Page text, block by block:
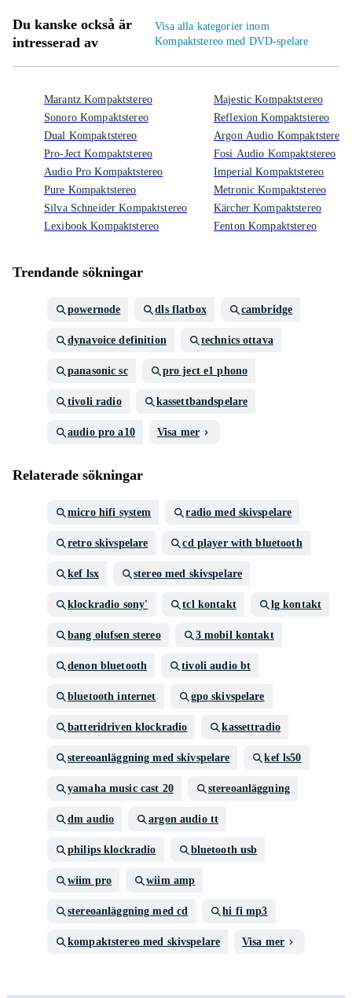
Du kanske också är
intresserad av
Visa alla kategorier inom
Kompaktstereo med DVD-spelare
Marantz Kompaktstereo
Sonoro Kompaktstereo
Dual Kompaktstereo
Pro-Ject Kompaktstereo
Audio Pro Kompaktstereo
Pure Kompaktstereo
Silva Schneider Kompaktstereo
Lexibook Kompaktstereo
Majestic Kompaktstereo
Reflexion Kompaktstereo
Argon Audio Kompaktstereo
Fosi Audio Kompaktstereo
Imperial Kompaktstereo
Metronic Kompaktstereo
Kärcher Kompaktstereo
Fenton Kompaktstereo
Trendande sökningar
powernode dls flatbox cambridge
dynavoice definition technics ottava
panasonic sc pro ject e1 phono
tivoli radio kassettbandspelare
audio pro a10 Visa mer
Relaterade sökningar
micro hifi system radio med skivspelare
retro skivspelare cd player with bluetooth
kef lsx stereo med skivspelare
klockradio sony' tcl kontakt lg kontakt
bang olufsen stereo 3 mobil kontakt
denon bluetooth tivoli audio bt
bluetooth internet gpo skivspelare
batteridriven klockradio kassettradio
stereoanläggning med skivspelare kef ls50
yamaha music cast 20 stereoanläggning
dm audio argon audio tt
philips klockradio bluetooth usb
wiim pro wiim amp
stereoanläggning med cd hi fi mp3
kompaktstereo med skivspelare Visa mer